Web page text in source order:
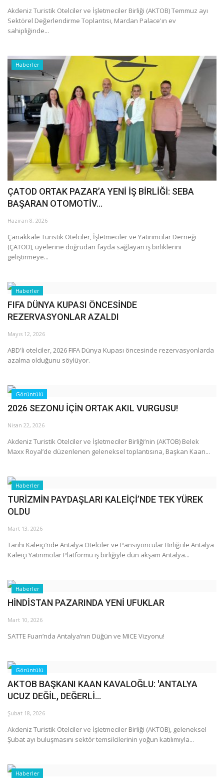
Sizlerden Gelenler
Yorumlar
Video Tanıtım
Köşe Yazarları
Galeri
Akdeniz Turistik Otelciler ve İşletmeciler Birliği (AKTOB) Temmuz ayı
Sektörel Değerlendirme Toplantısı, Mardan Palace'ın ev
sahipliğinde...
Haberler
ÇATOD ORTAK PAZAR’A YENİ İŞ BİRLİĞİ: SEBA
BAŞARAN OTOMOTİV...
Haziran 8, 2026
Çanakkale Turistik Otelciler, İşletmeciler ve Yatırımcılar Derneği
(ÇATOD), üyelerine doğrudan fayda sağlayan iş birliklerini
geliştirmeye...
Haberler
FIFA DÜNYA KUPASI ÖNCESİNDE
REZERVASYONLAR AZALDI
Mayıs 12, 2026
ABD'li otelciler, 2026 FIFA Dünya Kupası öncesinde rezervasyonlarda
azalma olduğunu söylüyor.
Görüntülü
2026 SEZONU İÇİN ORTAK AKIL VURGUSU!
Nisan 22, 2026
Akdeniz Turistik Otelciler ve İşletmeciler Birliği’nin (AKTOB) Belek
Maxx Royal’de düzenlenen geleneksel toplantısına, Başkan Kaan...
Haberler
TURİZMİN PAYDAŞLARI KALEİÇİ’NDE TEK YÜREK
OLDU
Mart 13, 2026
Tarihi Kaleiçi’nde Antalya Otelciler ve Pansiyoncular Birliği ile Antalya
Kaleiçi Yatırımcılar Platformu iş birliğiyle dün akşam Antalya...
Haberler
HİNDİSTAN PAZARINDA YENİ UFUKLAR
Mart 10, 2026
SATTE Fuarı’nda Antalya’nın Düğün ve MICE Vizyonu!
Görüntülü
AKTOB BAŞKANI KAAN KAVALOĞLU: 'ANTALYA
UCUZ DEĞİL, DEĞERLİ...
Şubat 18, 2026
Akdeniz Turistik Otelciler ve İşletmeciler Birliği (AKTOB), geleneksel
Şubat ayı buluşmasını sektör temsilcilerinin yoğun katılımıyla...
Haberler